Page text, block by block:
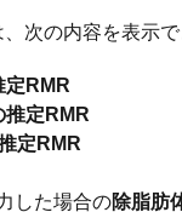
次の内容を表示で
定RMR
推定RMR
定RMR
した場合の除脂肪